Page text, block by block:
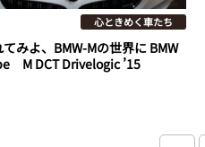
心ときめく車たち
みよ、BMW-Mの世界に BMW
M DCT Drivelogic ’15